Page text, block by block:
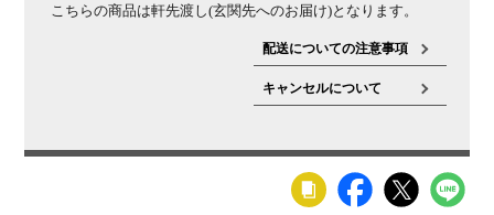
こちらの商品は軒先渡し(玄関先へのお届け)となります。
配送についての注意事項
キャンセルについて